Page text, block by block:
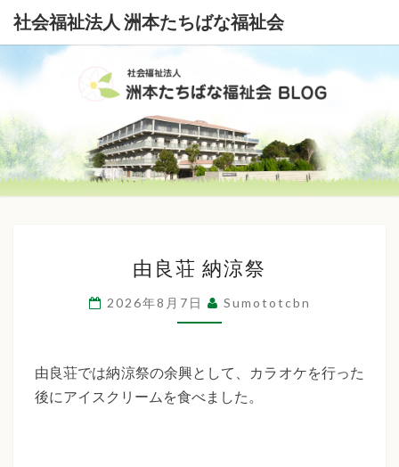
社会福祉法人 洲本たちばな福祉会
社
会
福
法
人
本
た
良
荘
納
祭
由良荘 納涼祭
2026年8月7日 Sumototcbn
由良荘では納涼祭の余興として、カラオケを行った
後にアイスクリームを食べました。